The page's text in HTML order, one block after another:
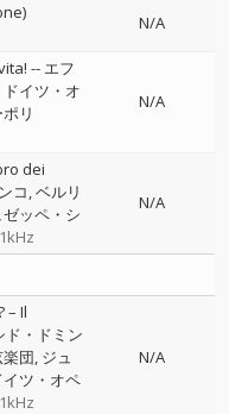
N/A
-- エフ
イツ・オ
リ
N/A
dei
コ ベルリ
ゼッペ・シ
N/A
– Il
ド・ドミン
団 ジュ
ツ・オペ
N/A